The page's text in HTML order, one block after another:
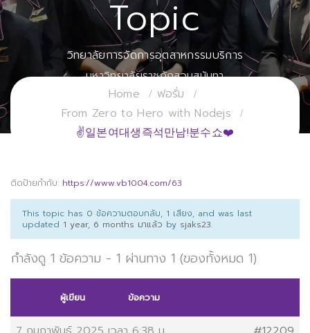
Topic
วิทยาลัยการจัดการอุตสาหกรรมบริการ
มหาวิทยาลัยราชภัฏสวนสุนันทา
Home
ฟอรั่ม
From Zero to Hero with Nodejs
✌일본여대생즉석만남!분수쇼❤️
ติดป้ายกำกับ: https://www.vb1004.com/63
This topic has 0 ข้อความตอบกลับ, 1 เสียง, and was last
updated 1 year, 6 months มาแล้ว by sjaks23.
กำลังดู 1 ข้อความ - 1 ผ่านทาง 1 (ของทั้งหมด 1)
ผู้เขียน ข้อความ